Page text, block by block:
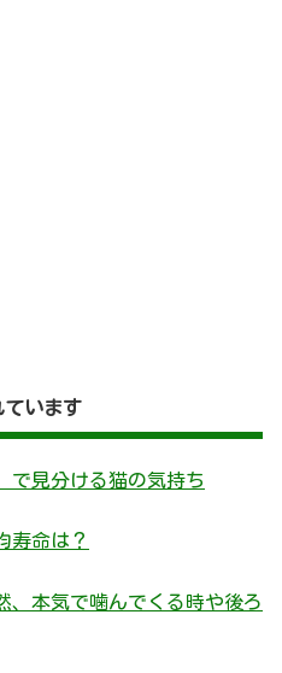
います
で見分ける猫の気持ち
寿命は？
、本気で噛んでくる時や後ろ